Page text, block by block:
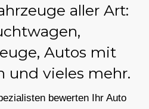
aller Art:
Autos mit
und vieles mehr.
bewerten Ihr Auto